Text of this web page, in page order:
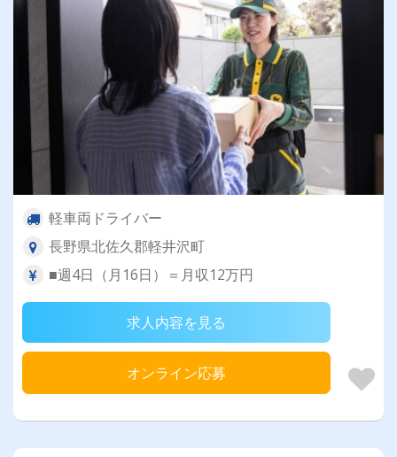
軽車両ドライバー
長野県北佐久郡軽井沢町
■週4日（月16日）＝月収12万円
求人内容を見る
オンライン応募